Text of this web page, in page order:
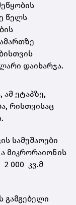
წელს
დაიხარჯა.
ამ ეტაპზე,
რისთვისაც
სამუშაოები
მიკრორაიონის
000 კვ.მ
გამგებელი